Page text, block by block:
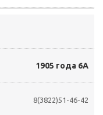
1905 года 6А
8(3822)51-46-42